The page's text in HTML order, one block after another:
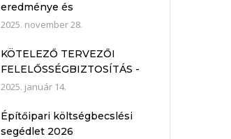
eredménye és
Műhelybeszélgetés 2025.11.21.
2025. november 28.
KÖTELEZŐ TERVEZŐI
FELELŐSSÉGBIZTOSÍTÁS -
nyilatkozat mintákkal
2025. január 14.
Építőipari költségbecslési
segédlet 2026